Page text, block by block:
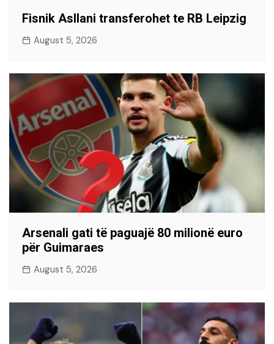
Fisnik Asllani transferohet te RB Leipzig
August 5, 2026
Arsenali gati të paguajë 80 milionë euro
për Guimaraes
August 5, 2026